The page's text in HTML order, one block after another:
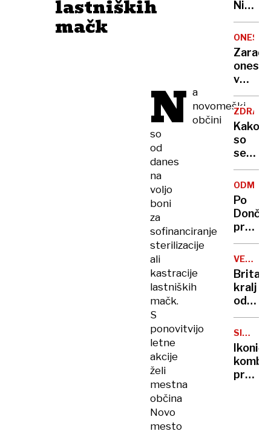
lastniških
mačk
N a
novomeški
občini
so
od
danes
na
voljo
boni
za
sofinanciranje
sterilizacije
ali
kastracije
lastniških
mačk.
S
ponovitvijo
letne
akcije
želi
mestna
občina
Novo
mesto
Nikoli
nisem
da je
to v
moji
sploh
Zaradi
v
delu
voda
Kako
so
se
cilji
vlade
Po
Karma
je
psica,
Nico
pa
njen
sin
VELIKA
kralj
zaradi
raka
SIMBOL
kombi